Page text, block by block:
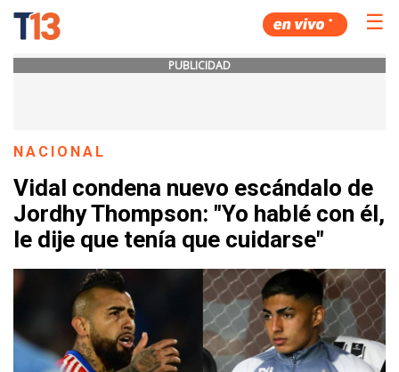
☰
PUBLICIDAD
NACIONAL
Vidal condena nuevo escándalo de
Jordhy Thompson: "Yo hablé con él,
le dije que tenía que cuidarse"